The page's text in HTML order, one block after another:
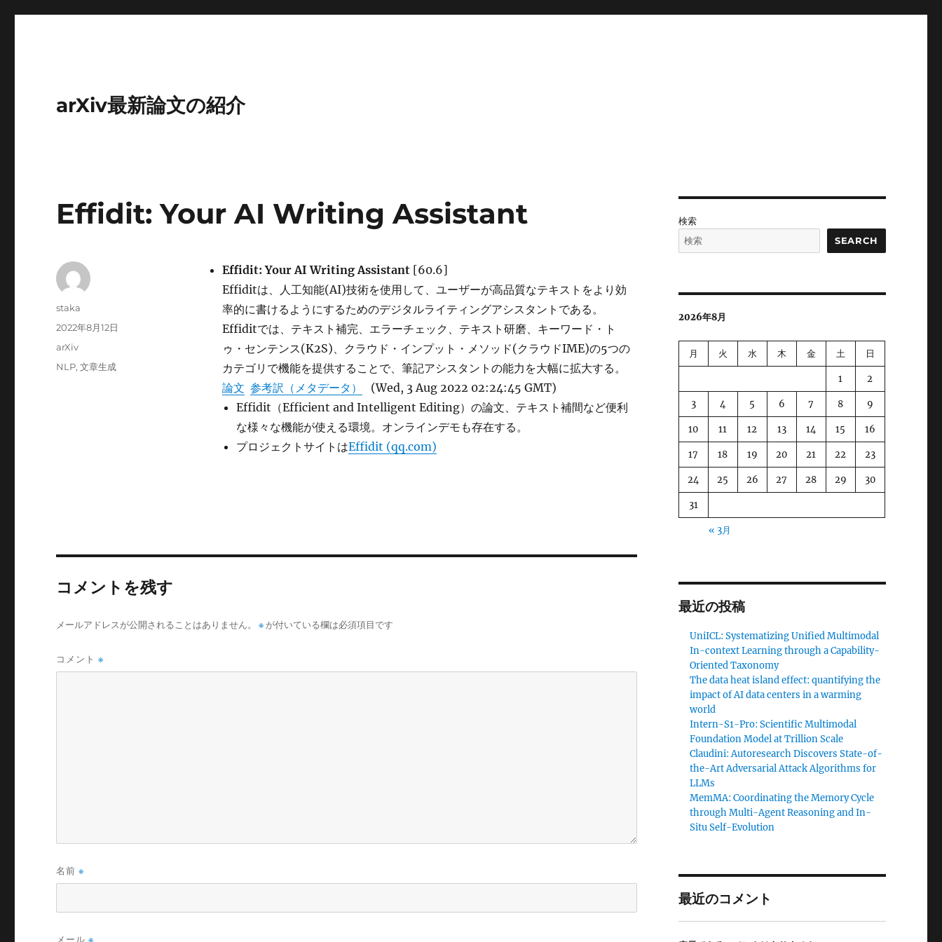
arXiv最新論文の紹介
Effidit: Your AI Writing Assistant
Effidit: Your AI Writing Assistant [60.6]
Effiditは、人工知能(AI)技術を使用して、ユーザーが高品質なテキストをより効
率的に書けるようにするためのデジタルライティングアシスタントである。
Effiditでは、テキスト補完、エラーチェック、テキスト研磨、キーワード・ト
ゥ・センテンス(K2S)、クラウド・インプット・メソッド(クラウドIME)の5つの
カテゴリで機能を提供することで、筆記アシスタントの能力を大幅に拡大する。
論文 参考訳（メタデータ）
(Wed, 3 Aug 2022 02:24:45 GMT)
Effidit（Efficient and Intelligent Editing）の論文、テキスト補間など便利
な様々な機能が使える環境。オンラインデモも存在する。
プロジェクトサイトはEffidit (qq.com)
投
staka
投
2022年8月12日
カ
arXiv
タ
NLP,文章生成
コメントを残す
メールアドレスが公開されることはありません。 ※ が付いている欄は必須項目です
コメント※
名前※
メール※
検索
SEARCH
2026年8月
月 火 水 木 金 土 日
1 2
3 4 5 6 7 8 9
10 11 12 13 14 15 16
17 18 19 20 21 22 23
24 25 26 27 28 29 30
31
« 3月
最近の投稿
UniICL: Systematizing Unified Multimodal
In-context Learning through a Capability-
Oriented Taxonomy
The data heat island effect: quantifying the
impact of AI data centers in a warming
world
Intern-S1-Pro: Scientific Multimodal
Foundation Model at Trillion Scale
Claudini: Autoresearch Discovers State-of-
the-Art Adversarial Attack Algorithms for
LLMs
MemMA: Coordinating the Memory Cycle
through Multi-Agent Reasoning and In-
Situ Self-Evolution
最近のコメント